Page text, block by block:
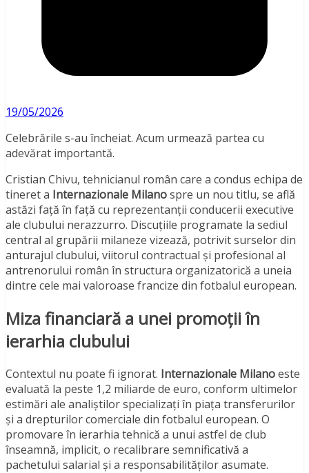
19/05/2026
Celebrările s-au încheiat. Acum urmează partea cu
adevărat importantă.
Cristian Chivu, tehnicianul român care a condus echipa de
tineret a Internazionale Milanospre un nou titlu, se află
astăzi față în față cu reprezentanții conducerii executive
ale clubului nerazzurro. Discuțiile programate la sediul
central al grupării milaneze vizează, potrivit surselor din
anturajul clubului, viitorul contractual și profesional al
antrenorului român în structura organizatorică a uneia
dintre cele mai valoroase francize din fotbalul european.
Miza financiară a unei promoții în
ierarhia clubului
Contextul nu poate fi ignorat. Internazionale Milanoeste
evaluată la peste 1,2 miliarde de euro, conform ultimelor
estimări ale analiștilor specializați în piața transferurilor
și a drepturilor comerciale din fotbalul european. O
promovare în ierarhia tehnică a unui astfel de club
înseamnă, implicit, o recalibrare semnificativă a
pachetului salarial și a responsabilităților asumate.